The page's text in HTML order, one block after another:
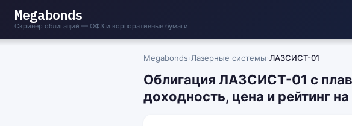
Megabonds
Скринер облигаций — ОФЗ и корпоративные бумаги
Megabonds Лазерные системы ЛАЗСИСТ-01
Облигация ЛАЗСИСТ-01 с
доходность, цена и рейтинг